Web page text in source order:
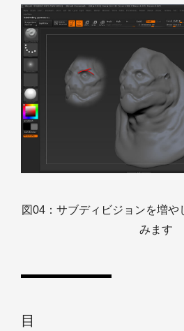
図04：サブディビジョンを増や
みます
目